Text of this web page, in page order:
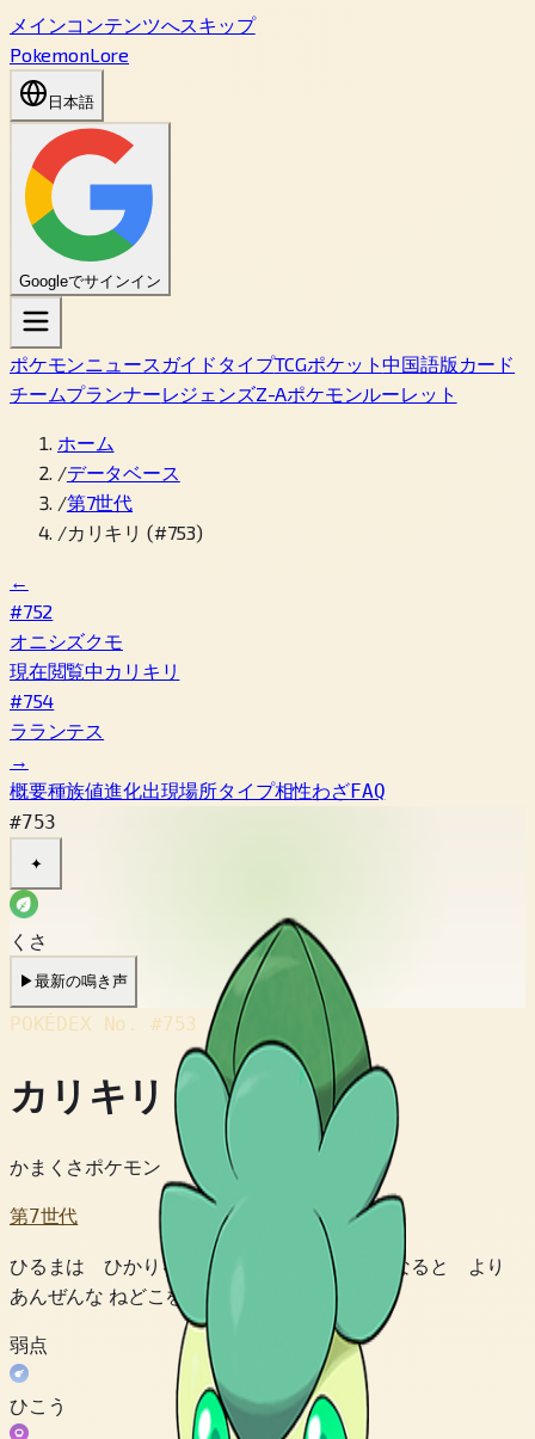
メインコンテンツへスキップ
PokemonLore
日本語
Googleでサインイン
ポケモンニュース ガイド タイプTCGポケット中国語版カード
チームプランナーレジェンズZ-Aポケモンルーレット
ホーム
/データベース
/第7世代
/カリキリ (#753)
←
#752
オニシズクモ
現在閲覧中 カリキリ
#754
ラランテス
→
概要種族値進化出現場所タイプ相性わざFAQ
#753
✦
くさ
▶最新の鳴き声
POKÉDEX No. #753
カリキリ
かまくさポケモン
第7世代
ひるまは ひかりをあびて ねむり よるに なると より
あんぜんな ねどこを さがし あるきだす。
弱点
ひこう